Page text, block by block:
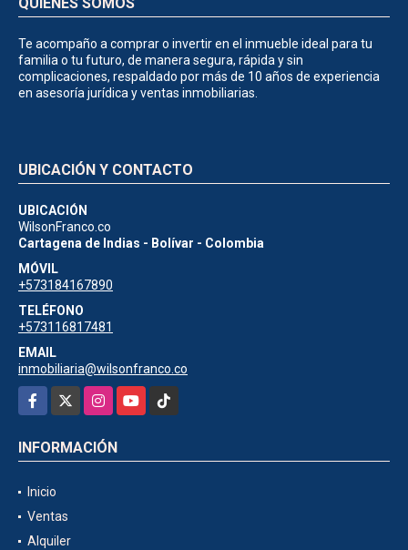
Te acompaño a comprar o invertir en el inmueble ideal para tu
familia o tu futuro, de manera segura, rápida y sin
complicaciones, respaldado por más de 10 años de experiencia
en asesoría jurídica y ventas inmobiliarias.
UBICACIÓN Y CONTACTO
UBICACIÓN
WilsonFranco.co
Cartagena de Indias - Bolívar - Colombia
MÓVIL
+573184167890
TELÉFONO
+573116817481
EMAIL
inmobiliaria@wilsonfranco.co
Facebook
InstagramYouTubeTikTok
INFORMACIÓN
Inicio
Ventas
Alquiler